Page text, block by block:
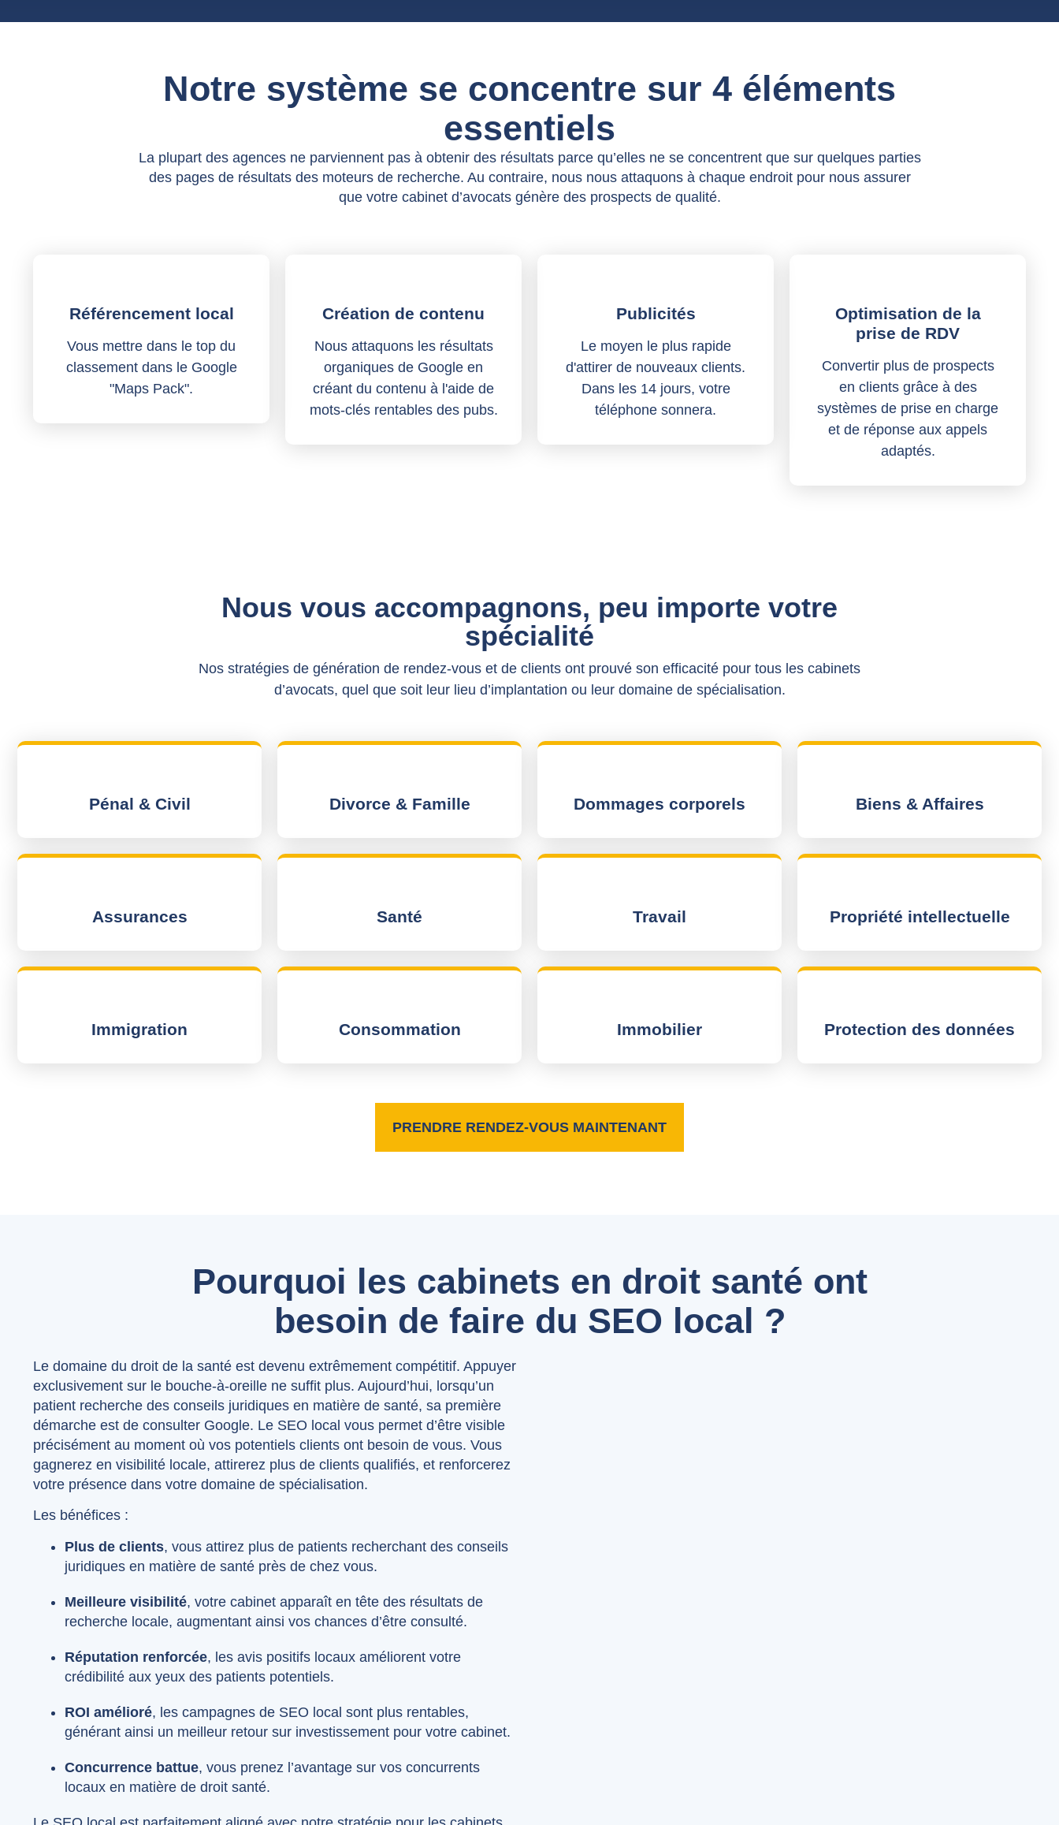
Notre système se concentre sur 4 éléments
essentiels
La plupart des agences ne parviennent pas à obtenir des résultats parce qu’elles ne se concentrent que sur quelques parties
des pages de résultats des moteurs de recherche. Au contraire, nous nous attaquons à chaque endroit pour nous assurer
que votre cabinet d’avocats génère des prospects de qualité.
Référencement local
Vous mettre dans le top du
classement dans le Google
"Maps Pack".
Création de contenu
Nous attaquons les résultats
organiques de Google en
créant du contenu à l'aide de
mots-clés rentables des pubs.
Publicités
Le moyen le plus rapide
d'attirer de nouveaux clients.
Dans les 14 jours, votre
téléphone sonnera.
Optimisation de la
prise de RDV
Convertir plus de prospects
en clients grâce à des
systèmes de prise en charge
et de réponse aux appels
adaptés.
Nous vous accompagnons, peu importe votre
spécialité
Nos stratégies de génération de rendez-vous et de clients ont prouvé son efficacité pour tous les cabinets
d’avocats, quel que soit leur lieu d’implantation ou leur domaine de spécialisation.
Pénal & Civil Divorce & Famille Dommages corporels Biens & Affaires
Assurances Santé Travail Propriété intellectuelle
Immigration Consommation Immobilier Protection des données
PRENDRE RENDEZ-VOUS MAINTENANT
Pourquoi les cabinets en droit santé ont
besoin de faire du SEO local ?
Le domaine du droit de la santé est devenu extrêmement compétitif. Appuyer
exclusivement sur le bouche-à-oreille ne suffit plus. Aujourd’hui, lorsqu’un
patient recherche des conseils juridiques en matière de santé, sa première
démarche est de consulter Google. Le SEO local vous permet d’être visible
précisément au moment où vos potentiels clients ont besoin de vous. Vous
gagnerez en visibilité locale, attirerez plus de clients qualifiés, et renforcerez
votre présence dans votre domaine de spécialisation.
Les bénéfices :
Plus de clients, vous attirez plus de patients recherchant des conseils
juridiques en matière de santé près de chez vous.
Meilleure visibilité, votre cabinet apparaît en tête des résultats de
recherche locale, augmentant ainsi vos chances d’être consulté.
Réputation renforcée, les avis positifs locaux améliorent votre
crédibilité aux yeux des patients potentiels.
ROI amélioré, les campagnes de SEO local sont plus rentables,
générant ainsi un meilleur retour sur investissement pour votre cabinet.
Concurrence battue, vous prenez l’avantage sur vos concurrents
locaux en matière de droit santé.